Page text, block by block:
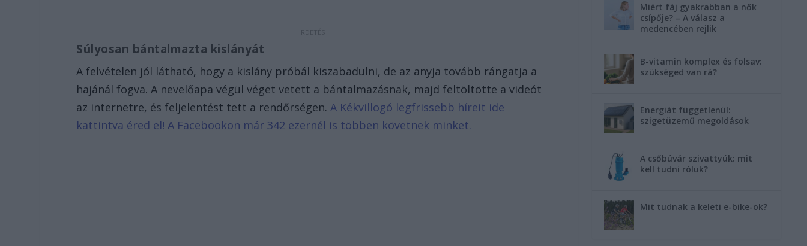
Súlyosan bántalmazta kislányát
A felvételen jól látható, hogy a kislány próbál kiszabadulni, de az anyja tovább rángatja a
hajánál fogva. A nevelőapa végül véget vetett a bántalmazásnak, majd feltöltötte a videót
az internetre, és feljelentést tett a rendőrségen.A Kékvillogó legfrissebb híreit ide
kattintva éred el! A Facebookon már 342 ezernél is többen követnek minket.
Miért fáj gyakrabban a nők
csípője? – A válasz a
medencében rejlik
B-vitamin komplex és folsav:
szükséged van rá?
Energiát függetlenül:
szigetüzemű megoldások
A csőbúvár szivattyúk: mit
kell tudni róluk?
Mit tudnak a keleti e-bike-ok?